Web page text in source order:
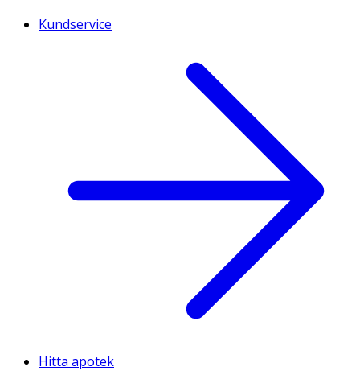
Kundservice
Hitta apotek